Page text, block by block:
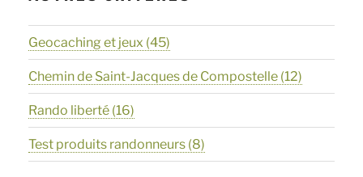
Geocaching et jeux (45)
Chemin de Saint-Jacques de Compostelle (12)
Rando liberté (16)
Test produits randonneurs (8)